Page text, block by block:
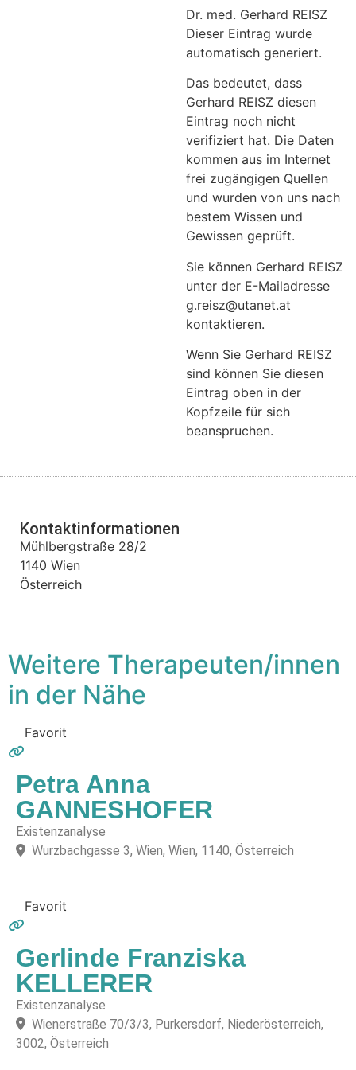
Dr. med. Gerhard REISZ
Dieser Eintrag wurde
automatisch generiert.
Das bedeutet, dass
Gerhard REISZ diesen
Eintrag noch nicht
verifiziert hat. Die Daten
kommen aus im Internet
frei zugängigen Quellen
und wurden von uns nach
bestem Wissen und
Gewissen geprüft.
Sie können Gerhard REISZ
unter der E-Mailadresse
g.reisz@utanet.at
kontaktieren.
Wenn Sie Gerhard REISZ
sind können Sie diesen
Eintrag oben in der
Kopfzeile für sich
beanspruchen.
Kontaktinformationen
Mühlbergstraße 28/2
1140 Wien
Österreich
Weitere Therapeuten/innen
in der Nähe
Favorit
Petra Anna
GANNESHOFER
Existenzanalyse
Wurzbachgasse 3, Wien, Wien, 1140, Österreich
Favorit
Gerlinde Franziska
KELLERER
Existenzanalyse
Wienerstraße 70/3/3, Purkersdorf, Niederösterreich,
3002, Österreich